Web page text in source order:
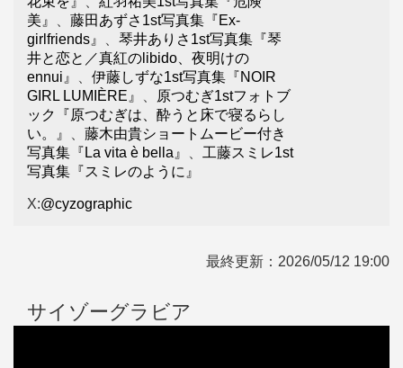
美』
藤田あずさ1st写真集『Ex-
girlfriends』
琴井ありさ1st写真集『琴
井と恋と／真紅のlibido、夜明けの
ennui』
伊藤しずな1st写真集『NOIR
GIRL LUMIÈRE』
原つむぎ1stフォトブ
ック『原つむぎは、酔うと床で寝るらし
い。』
藤木由貴ショートムービー付き
写真集『La vita è bella』
工藤スミレ1st
写真集『スミレのように』
X:@cyzographic
最終更新： 2026/05/12 19:00
サイゾーグラビア